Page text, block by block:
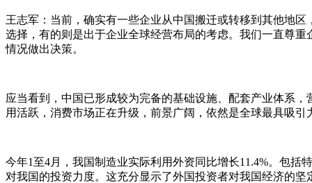
王志军：当前，确实有一些企业从中国搬迁或转移到其他地
选择，有的则是出于企业全球经营布局的考虑。我们一直尊
情况做出决策。
应当看到，中国已形成较为完备的基础设施、配套产业体系
用活跃，消费市场正在升级，前景广阔，依然是全球最具吸引
今年1至4月，我国制造业实际利用外资同比增长11.4%。包括
对我国的投资力度。这充分显示了外国投资者对我国经济的